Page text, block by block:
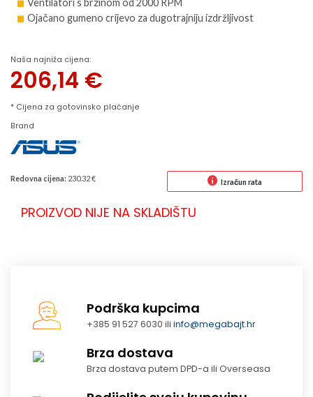
Ventilatori s brzinom od 2000 RPM
Ojačano gumeno crijevo za dugotrajniju izdržljivost
Naša najniža cijena:
206,14 €
* Cijena za gotovinsko plaćanje
Brand
Redovna cijena: 230.32 € Izračun rata
PROIZVOD NIJE NA SKLADIŠTU
Podrška kupcima
+385 91 527 6030 iliinfo@megabajt.hr
Brza dostava
Brza dostava putem DPD-a ili Overseasa